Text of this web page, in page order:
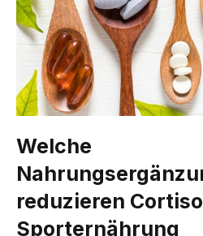
Welche
reduzieren
Sporternährung